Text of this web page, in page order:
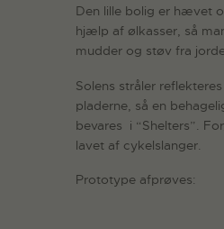
Den lille bolig er hævet
hjælp af ølkasser, så
mudder og støv fra
Solens stråler
pladerne, så en
bevares i “Shelters”.
lavet af cykelslanger.
Prototype afprøves: